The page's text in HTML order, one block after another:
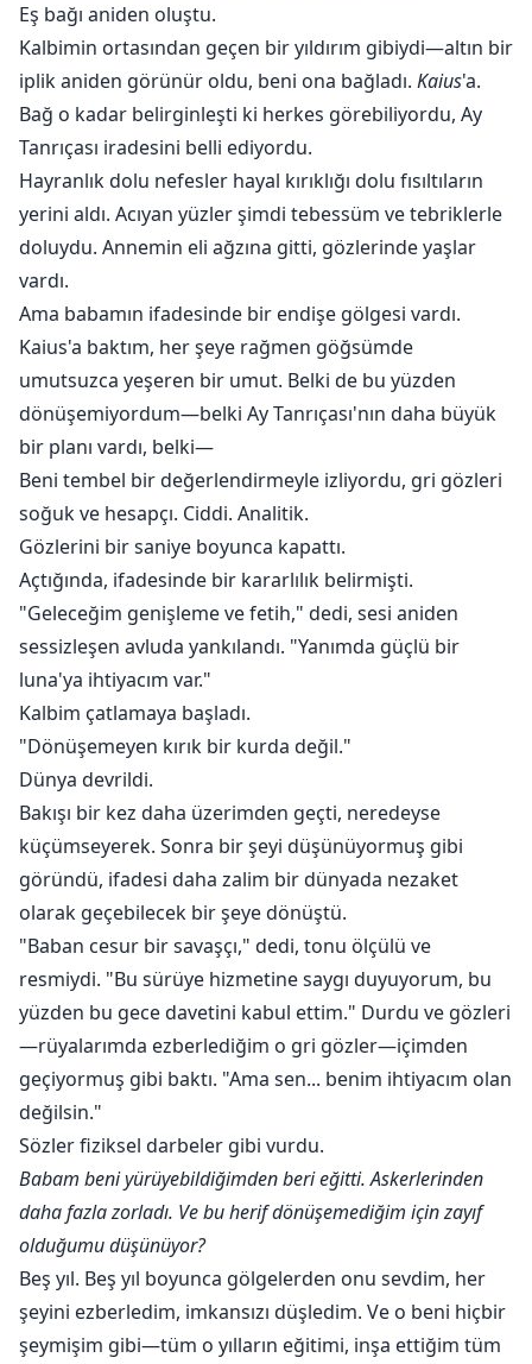
Eş bağı aniden oluştu.
Kalbimin ortasından geçen bir yıldırım gibiydi—altın bir
iplik aniden görünür oldu, beni ona bağladı. Kaius'a.
Bağ o kadar belirginleşti ki herkes görebiliyordu, Ay
Tanrıçası iradesini belli ediyordu.
Hayranlık dolu nefesler hayal kırıklığı dolu fısıltıların
yerini aldı. Acıyan yüzler şimdi tebessüm ve tebriklerle
doluydu. Annemin eli ağzına gitti, gözlerinde yaşlar
vardı.
Ama babamın ifadesinde bir endişe gölgesi vardı.
Kaius'a baktım, her şeye rağmen göğsümde
umutsuzca yeşeren bir umut. Belki de bu yüzden
dönüşemiyordum—belki Ay Tanrıçası'nın daha büyük
bir planı vardı, belki—
Beni tembel bir değerlendirmeyle izliyordu, gri gözleri
soğuk ve hesapçı. Ciddi. Analitik.
Gözlerini bir saniye boyunca kapattı.
Açtığında, ifadesinde bir kararlılık belirmişti.
"Geleceğim genişleme ve fetih," dedi, sesi aniden
sessizleşen avluda yankılandı. "Yanımda güçlü bir
luna'ya ihtiyacım var."
Kalbim çatlamaya başladı.
"Dönüşemeyen kırık bir kurda değil."
Dünya devrildi.
Bakışı bir kez daha üzerimden geçti, neredeyse
küçümseyerek. Sonra bir şeyi düşünüyormuş gibi
göründü, ifadesi daha zalim bir dünyada nezaket
olarak geçebilecek bir şeye dönüştü.
"Baban cesur bir savaşçı," dedi, tonu ölçülü ve
resmiydi. "Bu sürüye hizmetine saygı duyuyorum, bu
yüzden bu gece davetini kabul ettim." Durdu ve gözleri
—rüyalarımda ezberlediğim o gri gözler—içimden
geçiyormuş gibi baktı. "Ama sen... benim ihtiyacım olan
değilsin."
Sözler fiziksel darbeler gibi vurdu.
Babam beni yürüyebildiğimden beri eğitti. Askerlerinden
daha fazla zorladı. Ve bu herif dönüşemediğim için zayıf
olduğumu düşünüyor?
Beş yıl. Beş yıl boyunca gölgelerden onu sevdim, her
şeyini ezberledim, imkansızı düşledim. Ve o beni hiçbir
şeymişim gibi—tüm o yılların eğitimi, inşa ettiğim tüm